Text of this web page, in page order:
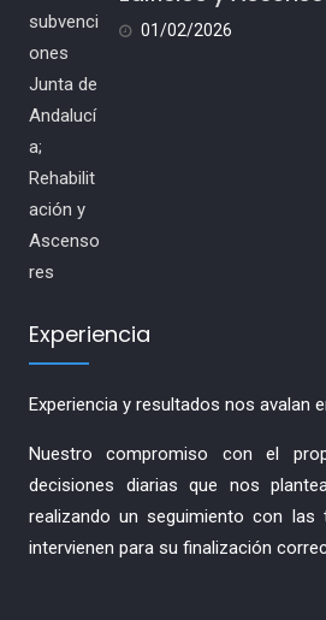
01/02/2026
Experiencia
Experiencia y resultados nos avalan
Nuestro compromiso con el
decisiones diarias que nos
realizando un seguimiento con las
intervienen para su finalización